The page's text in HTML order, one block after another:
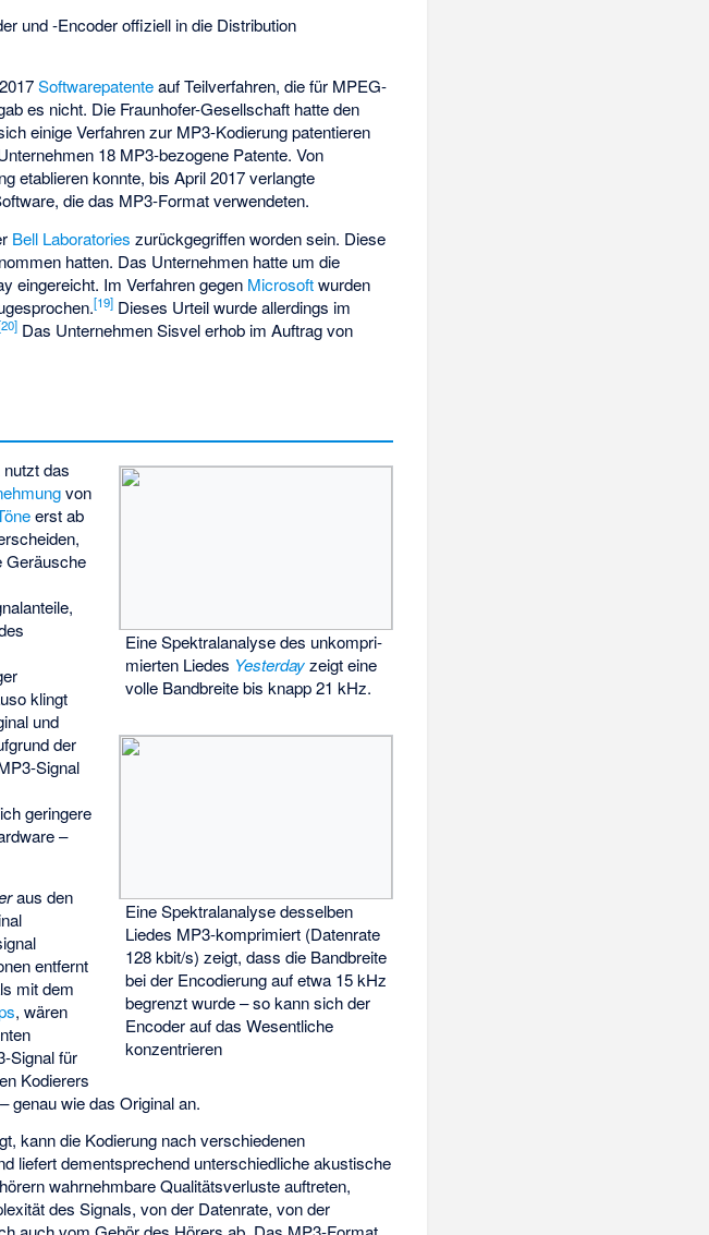
und -Encoder offiziell in die Distribution
Softwarepatenteauf Teilverfahren, die für MPEG-
es nicht. Die Fraunhofer-Gesellschaft hatte den
einige Verfahren zur MP3-Kodierung patentieren
18 MP3-bezogene Patente. Von
etablieren konnte, bis April 2017 verlangte
die das MP3-Format verwendeten.
Bell Laboratories zurückgegriffen worden sein. Diese
hatten. Das Unternehmen hatte um die
eingereicht. Im Verfahren gegen Microsoftwurden
[19] Dieses Urteil wurde allerdings im
20] Das Unternehmen Sisvel erhob im Auftrag von
Eine Spektralanalyse des un­kompri­
mier­ten Liedes Yesterdayzeigt eine
volle Band­breite bis knapp 21 kHz.
Eine Spektralanalyse des­selben
Liedes MP3-kompri­miert (Daten­rate
128 kbit/s) zeigt, dass die Band­breite
bei der Encodie­rung auf etwa 15 kHz
begrenzt wurde – so kann sich der
Encoder auf das Wesent­liche
konzentrieren
das
von
erst ab
Geräusche
klingt
und
der
Signal
geringere
–
aus den
entfernt
mit dem
, wären
Signal für
Kodierers
genau wie das Original an.
kann die Kodierung nach verschiedenen
liefert dementsprechend unterschiedliche akustische
wahrnehmbare Qualitätsverluste auftreten,
des Signals, von der Datenrate, von der